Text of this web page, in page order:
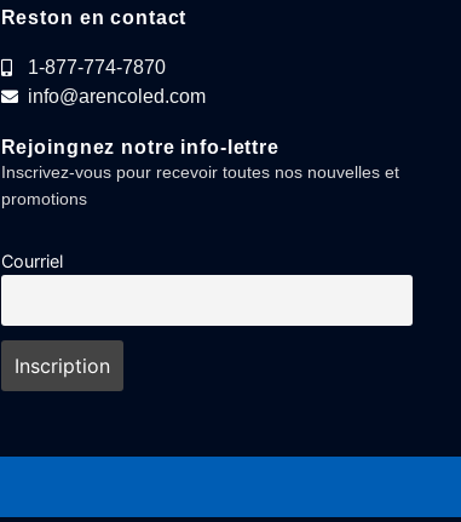
Reston en contact
1-877-774-7870
info@arencoled.com
Rejoingnez notre info-lettre
Inscrivez-vous pour recevoir toutes nos nouvelles et
promotions
Courriel